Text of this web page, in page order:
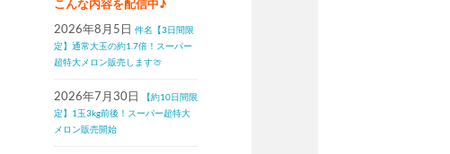
こんな内容を配信中♪
2026年8月5日 件名【3日間限
定】通常大玉の約1.7倍！スーパー
超特大メロン販売します🍈
2026年7月30日
【約10日間限
定】1玉3kg前後！スーパー超特大
メロン販売開始